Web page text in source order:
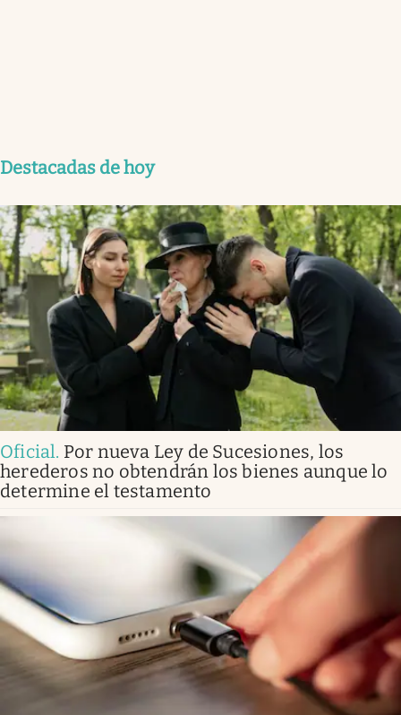
Destacadas de hoy
Oficial. Por nueva Ley de Sucesiones, los
herederos no obtendrán los bienes aunque lo
determine el testamento